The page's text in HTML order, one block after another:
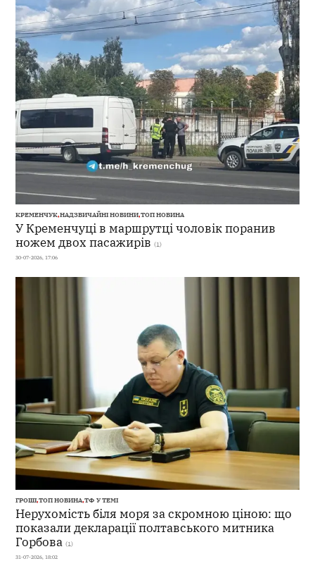
КРЕМЕНЧУК,НАДЗВИЧАЙНІ НОВИНИ,ТОП НОВИНА
У Кременчуці в маршрутці чоловік поранив
ножем двох пасажирів (1)
30-07-2026, 17:06
ГРОШІ,ТОП НОВИНА,ТФ У ТЕМІ
Нерухомість біля моря за скромною ціною: що
показали декларації полтавського митника
Горбова (1)
31-07-2026, 18:02